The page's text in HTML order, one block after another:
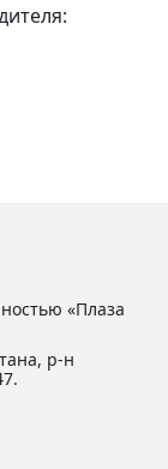
«Плаза
р-н